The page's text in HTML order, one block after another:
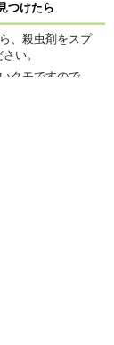
つけたら
、殺虫剤をスプ
い。
クモですので、